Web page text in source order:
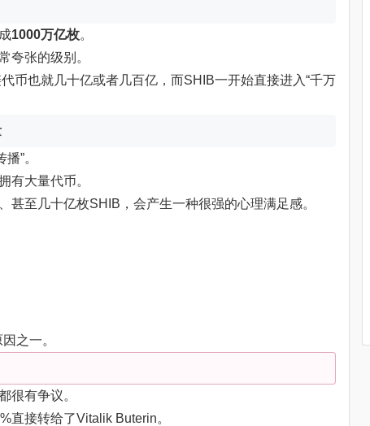
1000万亿枚。
夸张的级别。
币也就几十亿或者几百亿，而SHIB一开始直接进入“千万
”。
有大量代币。
甚至几十亿枚SHIB，会产生一种很强的心理满足感。
之一。
很有争议。
直接转给了Vitalik Buterin。